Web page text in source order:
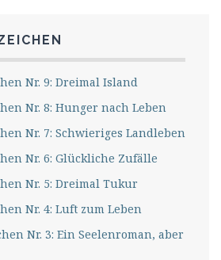
Nr. 9: Dreimal Island
Nr. 8: Hunger nach Leben
Nr. 7: Schwieriges Landleben
Nr. 6: Glückliche Zufälle
Nr. 5: Dreimal Tukur
Nr. 4: Luft zum Leben
Nr. 3: Ein Seelenroman, aber